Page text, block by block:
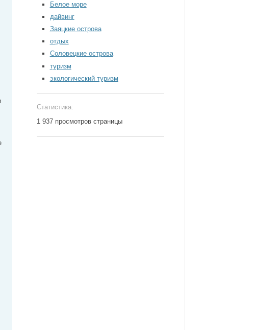
Белое море
дайвинг
Заяцкие острова
отдых
Соловецкие острова
туризм
экологический туризм
Статистика:
1 937 просмотров страницы